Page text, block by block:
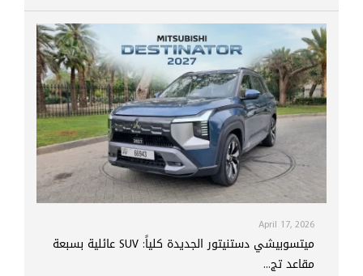
April 17, 2026
ميتسوبيشي دستنيتور الجديدة كلياً: SUV عائلية بسبعة
مقاعد تج...